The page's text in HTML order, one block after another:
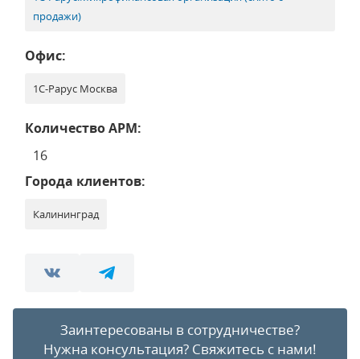
продажи)
Офис:
1С-Рарус Москва
Количество АРМ:
16
Города клиентов:
Калининград
Заинтересованы в сотрудничестве?
Нужна консультация? Свяжитесь с нами!